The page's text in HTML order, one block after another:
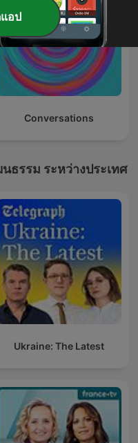
Conversations
รรม ระหว่างประเทศ
Ukraine: The Latest
อป